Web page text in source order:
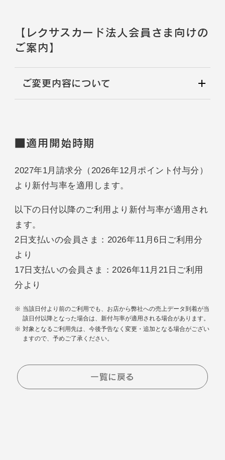
【レクサスカード法人会員さま向けの
ご案内】
ご変更内容について
■適用開始時期
2027年1月請求分（2026年12月ポイント付与分）
より新付与率を適用します。
以下の日付以降のご利用より新付与率が適用され
ます。
2日支払いの会員さま：2026年11月6日ご利用分
より
17日支払いの会員さま：2026年11月21日ご利用
分より
当該日付より前のご利用でも、お店から弊社への売上データ到着が当
該日付以降となった場合は、新付与率が適用される場合があります。
対象となるご利用先は、今後予告なく変更・追加となる場合がござい
ますので、予めご了承ください。
一覧に戻る